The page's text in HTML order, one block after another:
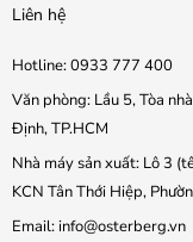
Liên hệ
Hotline: 0933 777 400
Văn phòng: Lầu 5, Tòa
Định, TP.HCM
Nhà máy sản xuất: Lô 3
KCN Tân Thới Hiệp,
Email: info@osterberg.vn